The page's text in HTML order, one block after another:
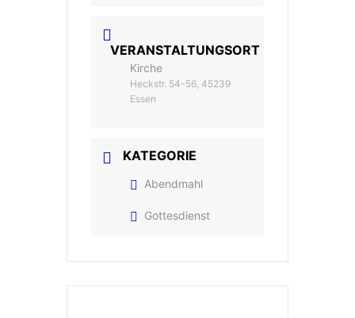
VERANSTALTUNGSORT
Kirche
Heckstr. 54-56, 45239
Essen
KATEGORIE
Abendmahl
Gottesdienst